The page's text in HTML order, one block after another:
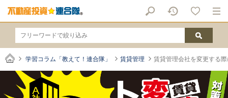
学習コラム「教えて！連合隊」 賃貸管理 賃貸管理会社を変更する